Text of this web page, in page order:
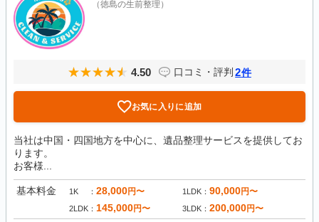
（徳島の生前整理）
4.50 口コミ・評判 2件
お気に入りに追加
当社は中国・四国地方を中心に、遺品整理サービスを提供してお
ります。
お客様...
基本料金 1K 28,000円〜 1LDK 90,000円〜
2LDK 145,000円〜 3LDK 200,000円〜